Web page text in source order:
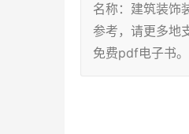
名称：建筑装饰
参考，请更多地
免费pdf电子书